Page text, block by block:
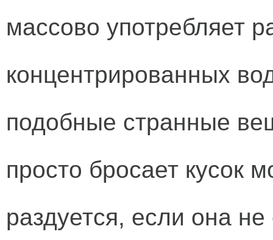
массово употребляет
концентрированных
подобные странные
просто бросает кусок
раздуется, если она